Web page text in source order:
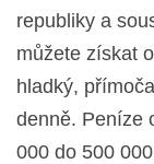
republiky a
můžete získat
hladký,
denně. Peníze
000 do 500